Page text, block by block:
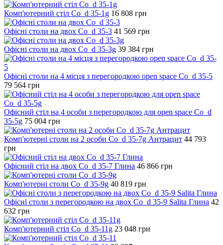
Комп'ютерний стіл Co_d 35-1g 16 808 грн
Офісні столи на двох Co_d 35-3 41 569 грн
Офісні столи на двох Co_d 35-3g 39 384 грн
Офісні столи на 4 місця з перегородкою open space Co_d 35-5
79 564 грн
Офісний стіл на 4 особи з перегородкою для open space Co_d
35-5g 75 004 грн
Комп'ютерні столи на 2 особи Co_d 35-7g Антрацит 44 793
грн
Офісний стіл на двох Co_d 35-7 Глина 46 866 грн
Комп'ютерні столи Co_d 35-9g 40 819 грн
Офісні столи з перегородкою на двох Co_d 35-9 Salita Глина 42
632 грн
Комп'ютерний стіл Co_d 35-11g 23 048 грн